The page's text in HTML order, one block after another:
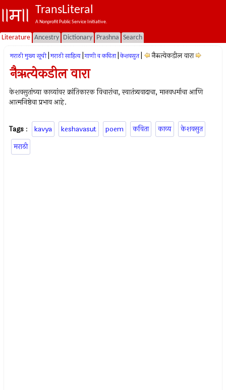
TransLiteral
A Nonprofit Public Service Initiative.
Literature Ancestry Dictionary Prashna Search
मराठी मुख्य सूची मराठी साहित्य गाणी व कविता केशवसुत नैऋत्येकडील वारा
नैऋत्येकडील वारा
केशवसुतांच्या काव्यांवर क्रांतिकारक विचारांचा, स्वातंत्र्यवादाचा, मानवधर्माचा आणि
आत्मनिष्ठेचा प्रभाव आहे.
Tags : kavya keshavasut poem कविता काव्य
केशवसुत
मराठी